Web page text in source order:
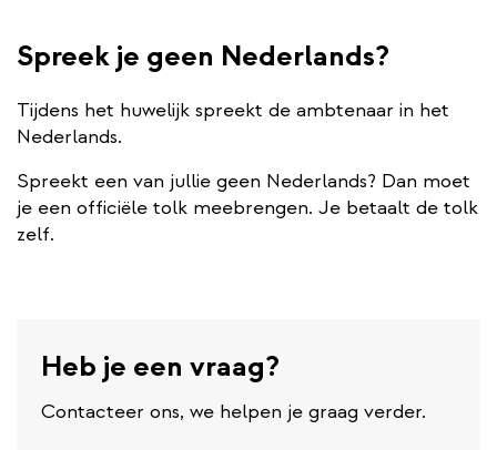
Spreek je geen Nederlands?
Tijdens het huwelijk spreekt de ambtenaar in het
Nederlands.
Spreekt een van jullie geen Nederlands? Dan moet
je een officiële tolk meebrengen. Je betaalt de tolk
zelf.
Heb je een vraag?
Contacteer ons, we helpen je graag verder.